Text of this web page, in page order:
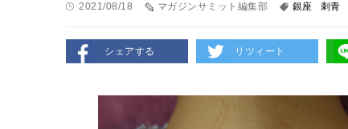
2021/08/18 マガジンサミット編集部 銀座 刺青
シェアする リツィート